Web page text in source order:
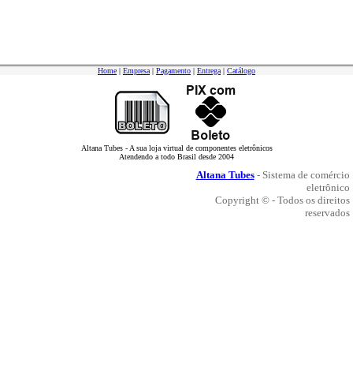
Home | Empresa | Pagamento | Entrega | Catálogo
Altana Tubes - A sua loja virtual de componentes eletrônicos
Atendendo a todo Brasil desde 2004
Altana Tubes- Sistema de comércio
eletrônico
Copyright © - Todos os direitos
reservados